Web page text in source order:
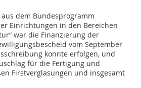
dem Bundesprogramm
Einrichtungen in den Bereichen
war die Finanzierung der
vom September
konnte erfolgen, und
für die Fertigung und
Firstver­glasungen und insgesamt